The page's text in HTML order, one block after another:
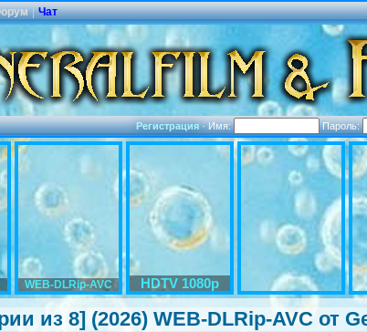
| Чат
Регистрация·Имя: Пароль:
WEB-DLRip-AVC HDTV 1080p
из 8] (2026) WEB-DLRip-AVC от